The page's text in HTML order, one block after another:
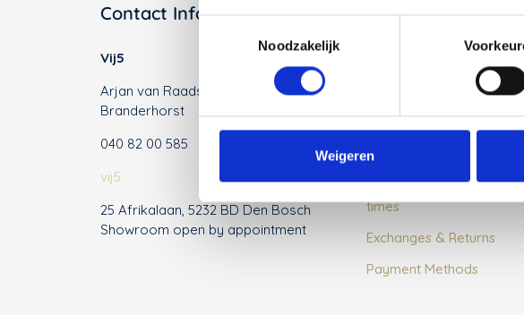
Toestemmingsselectie
Noodzakelijk
Weigeren
Contact Information
Vij5
Arjan van Raadshooven Anieke
Branderhorst
040 82 00 585
vij5
25 Afrikalaan, 5232 BD Den Bosch
Showroom open by appointment
Customer Service
Privacy Policy
FAQ's about shipping
times
Exchanges & Returns
Payment Methods